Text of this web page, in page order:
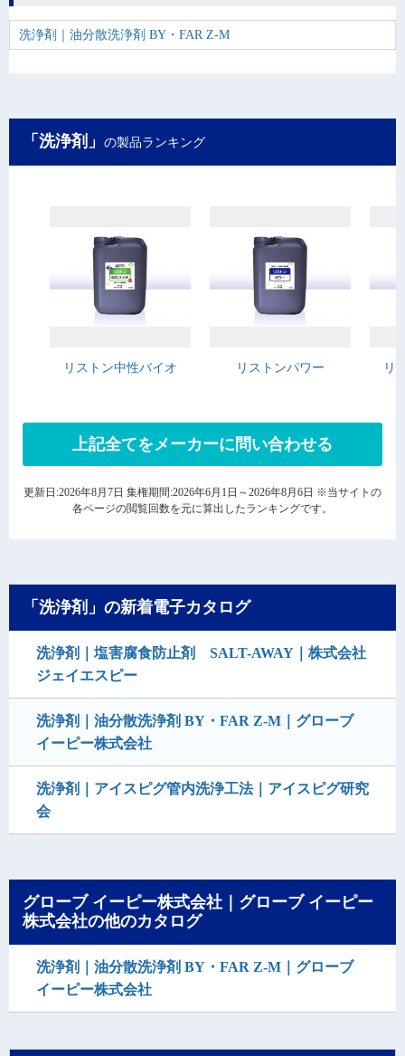
洗浄剤｜油分散洗浄剤 BY・FAR Z-M
「洗浄剤」 の製品ランキング
リストン中性バイオ リストンパワー リ
上記全てをメーカーに問い合わせる
更新日:2026年8月7日 集権期間:2026年6月1日～2026年8月6日 ※当サイトの
各ページの閲覧回数を元に算出したランキングです。
「洗浄剤」の新着電子カタログ
洗浄剤｜塩害腐食防止剤 SALT-AWAY｜株式会社
ジェイエスピー
洗浄剤｜油分散洗浄剤 BY・FAR Z-M｜グローブ
イーピー株式会社
洗浄剤｜アイスピグ管内洗浄工法｜アイスピグ研究
会
グローブ イーピー株式会社｜グローブ イーピー
株式会社の他のカタログ
洗浄剤｜油分散洗浄剤 BY・FAR Z-M｜グローブ
イーピー株式会社